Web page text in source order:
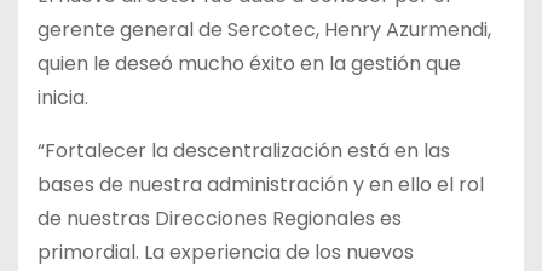
gerente general de Sercotec, Henry Azurmendi,
quien le deseó mucho éxito en la gestión que
inicia.
“Fortalecer la descentralización está en las
bases de nuestra administración y en ello el rol
de nuestras Direcciones Regionales es
primordial. La experiencia de los nuevos